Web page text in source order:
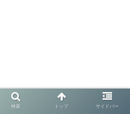
検索 トップ サイドバー